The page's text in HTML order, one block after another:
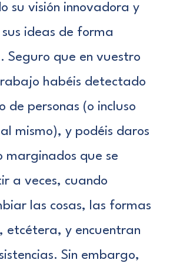
su visión innovadora y
ideas de forma
Seguro que en vuestro
habéis detectado
de personas (o incluso
mismo), y podéis daros
marginados que se
a veces, cuando
las cosas, las formas
etcétera, y encuentran
Sin embargo,